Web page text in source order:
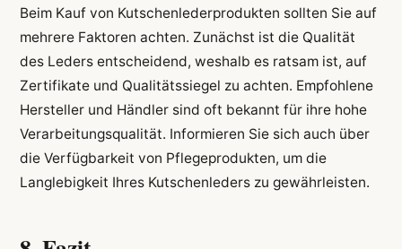
Beim Kauf von Kutschenlederprodukten sollten Sie auf
mehrere Faktoren achten. Zunächst ist die Qualität
des Leders entscheidend, weshalb es ratsam ist, auf
Zertifikate und Qualitätssiegel zu achten. Empfohlene
Hersteller und Händler sind oft bekannt für ihre hohe
Verarbeitungsqualität. Informieren Sie sich auch über
die Verfügbarkeit von Pflegeprodukten, um die
Langlebigkeit Ihres Kutschenleders zu gewährleisten.